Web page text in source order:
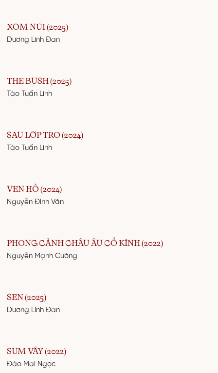
XÓM NÚI (2025)
Dương Linh Đan
THE BUSH (2025)
Tào Tuấn Linh
SAU LỚP TRO (2024)
Tào Tuấn Linh
VEN HỒ (2024)
Nguyễn Đình Văn
PHONG CẢNH CHÂU ÂU CỔ KÍNH (2022)
Nguyễn Mạnh Cường
SEN (2025)
Dương Linh Đan
SUM VẦY (2022)
Đào Mai Ngọc